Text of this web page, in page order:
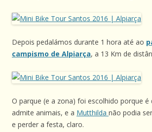
Depois pedalámos durante 1 hora até ao
campismo de Alpiarça, a 13 Km de
O parque (e a zona) foi escolhido porque é
admite animais, e a Mutthilda não podia
e perder a festa, claro.